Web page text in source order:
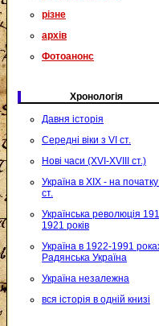
різне
архів
Фотоанонс
Хронологія
Давня історія
Середні віки з VI ст.
Нові часи (XVI-XVIII ст.)
Україна в XIX - на
ст.
Українська революція
1921 років
Україна в 1922-1991
Радянська Україна
Україна незалежна
вся історія в одній книзі